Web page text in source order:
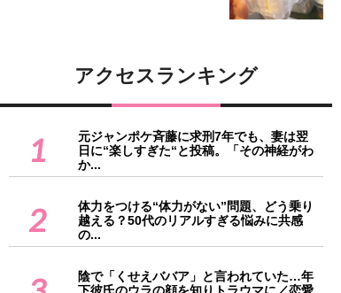
アクセスランキング
1
元ジャンポケ斉藤に求刑7年でも、妻は翌
日に“楽しすぎた“と投稿。「その神経がわ
か...
2
体力をつける“体力がない”問題、どう乗り
越える？50代のリアルすぎる悩みに共感
の...
陰で「くせえババア」と言われていた…年
下彼氏のウラの顔を知りトラウマに／恋愛